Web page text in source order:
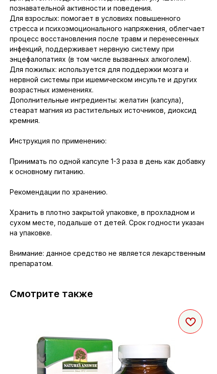
познавательной активности и поведения.
Для взрослых: помогает в условиях повышенного
стресса и психоэмоционального напряжения, облегчает
процесс восстановления после травм и перенесенных
инфекций, поддерживает нервную систему при
энцефалопатиях (в том числе вызванных алкоголем).
Для пожилых: используется для поддержки мозга и
нервной системы при ишемическом инсульте и других
возрастных изменениях.
Дополнительные ингредиенты: желатин (капсула),
стеарат магния из растительных источников, диоксид
кремния.
Инструкция по применению:
Принимать по одной капсуле 1-3 раза в день как добавку
к основному питанию.
Рекомендации по хранению.
Хранить в плотно закрытой упаковке, в прохладном и
сухом месте, подальше от детей. Срок годности указан
на упаковке.
Внимание: данное средство не является лекарственным
препаратом.
Смотрите также